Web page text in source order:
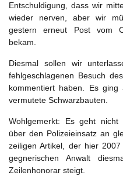
Entschuldigung, dass wir
wieder nerven, aber wir
gestern erneut Post vom
bekam.
Diesmal sollen wir
fehlgeschlagenen Besuch
kommentiert haben. Es
vermutete Schwarzbauten.
Wohlgemerkt: Es geht nicht
über den Polizeieinsatz an
zeiligen Artikel, der hier
gegnerischen Anwalt
Zeilenhonorar steigt.